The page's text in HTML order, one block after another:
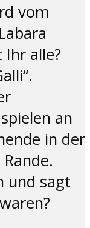
vom
Ihr alle?
an
in der
und sagt